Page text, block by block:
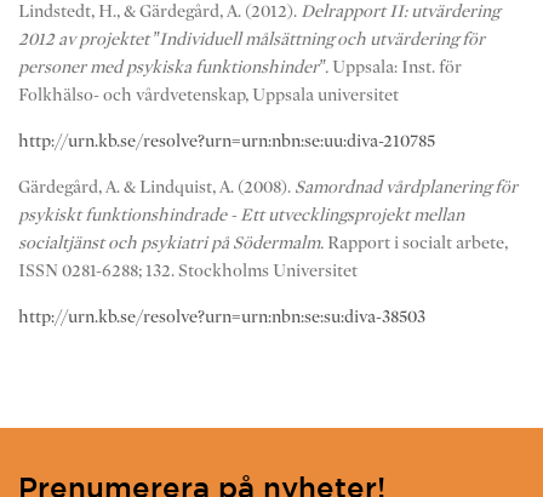
Lindstedt, H., & Gärdegård, A. (2012). Delrapport II: utvärdering
2012 av projektet ”Individuell målsättning och utvärdering för
personer med psykiska funktionshinder”.Uppsala: Inst. för
Folkhälso- och vårdvetenskap, Uppsala universitet
http://urn.kb.se/resolve?urn=urn:nbn:se:uu:diva-210785
Gärdegård, A. & Lindquist, A. (2008). Samordnad vårdplanering för
psykiskt funktionshindrade - Ett utvecklingsprojekt mellan
socialtjänst och psykiatri på Södermalm. Rapport i socialt arbete,
ISSN 0281-6288; 132. Stockholms Universitet
http://urn.kb.se/resolve?urn=urn:nbn:se:su:diva-38503
Prenumerera på nyheter!